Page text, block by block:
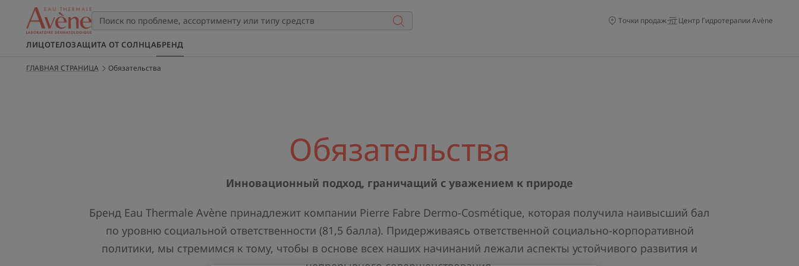
Точки продаж Центр Гидротерапии Avène
ЛИЦОТЕЛОЗАЩИТА ОТ СОЛНЦАБРЕНД
ГЛАВНАЯ СТРАНИЦА Обязательства
Обязательства
Инновационный подход, граничащий с уважением к природе
Бренд Eau Thermale Avène принадлежит компании Pierre Fabre Dermo-Cosmétique, которая получила наивысший бал
по уровню социальной ответственности (81,5 балла). Придерживаясь ответственной социально-корпоративной
политики, мы стремимся к тому, чтобы в основе всех наших начинаний лежали аспекты устойчивого развития и